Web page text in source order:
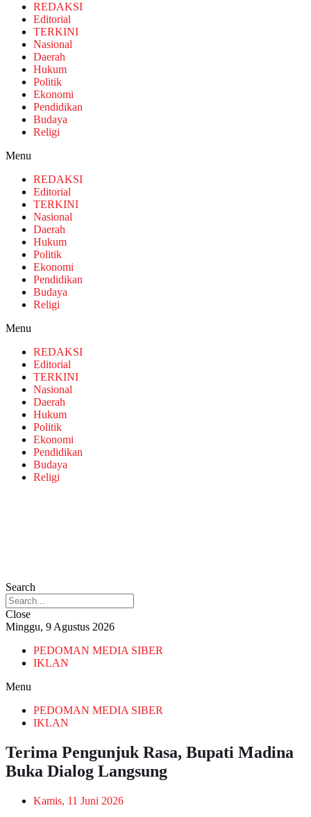
REDAKSI
Editorial
TERKINI
Nasional
Daerah
Hukum
Politik
Ekonomi
Pendidikan
Budaya
Religi
Menu
REDAKSI
Editorial
TERKINI
Nasional
Daerah
Hukum
Politik
Ekonomi
Pendidikan
Budaya
Religi
Menu
REDAKSI
Editorial
TERKINI
Nasional
Daerah
Hukum
Politik
Ekonomi
Pendidikan
Budaya
Religi
Search
Close
Minggu, 9 Agustus 2026
PEDOMAN MEDIA SIBER
IKLAN
Menu
PEDOMAN MEDIA SIBER
IKLAN
Terima Pengunjuk Rasa, Bupati Madina
Buka Dialog Langsung
Kamis, 11 Juni 2026